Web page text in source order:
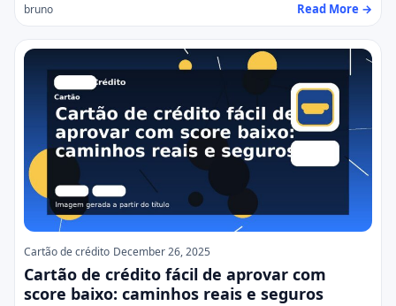
bruno Read More →
Cartão de crédito December 26, 2025
Cartão de crédito fácil de aprovar com
score baixo: caminhos reais e seguros